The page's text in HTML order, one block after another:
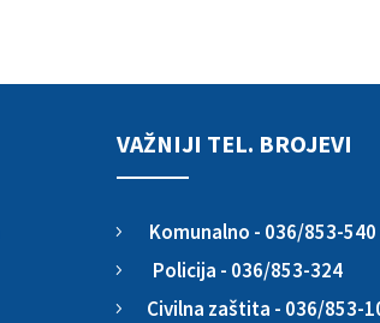
VAŽNIJI TEL. BROJEVI
5 Komunalno - 036/853-540
5 Policija - 036/853-324
5 Civilna zaštita - 036/853-